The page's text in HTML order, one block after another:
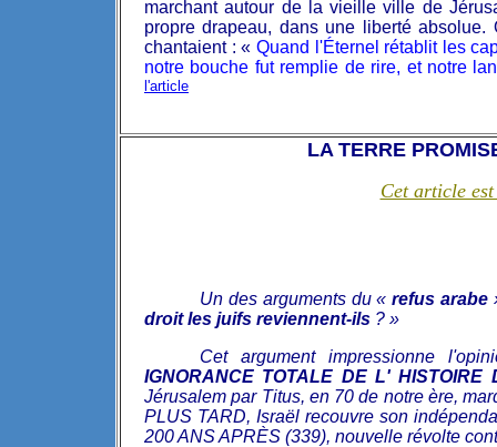
marchant autour de la vieille ville de
propre drapeau, dans une liberté
chantaient : « Quand l'Éternel rétablit les
notre bouche fut remplie de rire, et notre
l'article
LA TERRE
Cet article
Un des arguments du «refus arabe
droit les juifs reviennent-ils ? »
Cet argument impressionne
IGNORANCE TOTALE DE L' HISTOIRE
Jérusalem par Titus, en 70 de notre ère,
PLUS TARD, Israël recouvre son
200 ANS APRÈS (339), nouvelle révolte